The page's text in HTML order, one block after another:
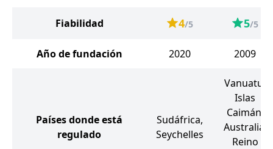
Fiabilidad 4/5 5/5
Año de fundación 2020 2009
Países donde está
regulado
Sudáfrica,
Seychelles
Vanuatu,
Islas
Caimán,
Australia,
Reino